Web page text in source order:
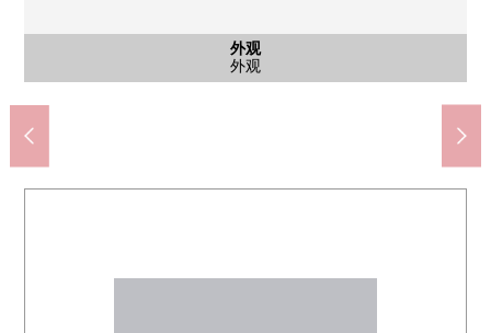
外观
外观
客厅
客厅
客厅
客厅
厨房
厨房
厨房
厨房
卧室
主卧室(约7.0张塌塌米)
卧室
卧室(约4.5张塌塌米)
洗脸
洗脸
洗脸
洗脸
公共汽车
公共汽车
大厅
大厅
共有部分
电梯间